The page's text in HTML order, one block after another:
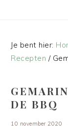
Je bent hier:
Recepten /
DE BBQ
10 november 2020